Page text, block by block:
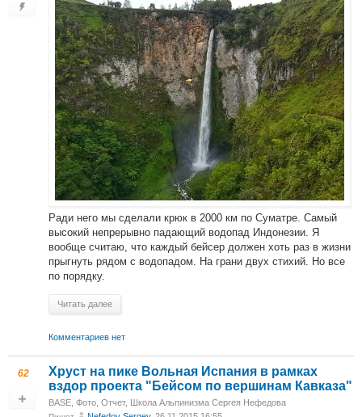
Ради него мы сделали крюк в 2000 км по Суматре. Самый
высокий непрерывно падающий водопад Индонезии. Я
вообще считаю, что каждый бейсер должен хоть раз в жизни
прыгнуть рядом с водопадом. На грани двух стихий. Но все
по порядку.
Читать далее
Комментариев нет
62
Хруст на пике Вольная Испания в рамках
вздор проекта "Бейсом по вершинам Кавказа"
BASE Фото Отчет, Школа Альпинизма Сергея Нефедова